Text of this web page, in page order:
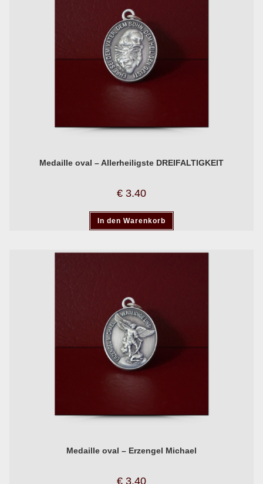
Medaille oval – Allerheiligste DREIFALTIGKEIT
€ 3.40
In den Warenkorb
Medaille oval – Erzengel Michael
€ 3.40